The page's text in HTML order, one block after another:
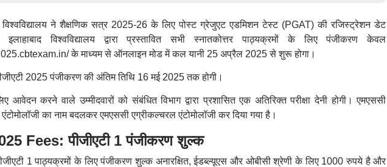
विश्वविद्यालय ने शैक्षणिक सत्र 2025-26 के लिए पोस्ट ग्रेजुएट एडमिशन टेस्ट (PGAT) की रजिस्ट्रेशन डेट
विश्वविद्यालय द्वारा प्रस्तावित सभी स्नातकोत्तर पाठ्यक्रमों के लिए पंजीकरण केवल
के माध्यम से ऑनलाइन मोड में कल यानी 25 अप्रैल 2025 से शुरू होगा।
पीजीएटी 2025 पंजीकरण की अंतिम तिथि 16 मई 2025 तक होगी।
आवेदन करने वाले उम्मीदवारों को संबंधित विभाग द्वारा प्रशासित एक अतिरिक्त परीक्षा देनी होगी। एमएससी
का नाम बदलकर एमएससी एग्रीकल्चरल एंटोमोलॉजी कर दिया गया है।
Fees: पीजीएटी 1 पंजीकरण शुल्क
पीजीएटी 1 पाठ्यक्रमों के लिए पंजीकरण शुल्क अनारक्षित, ईडब्ल्यूएस और ओबीसी श्रेणी के लिए 1000 रुपये है और